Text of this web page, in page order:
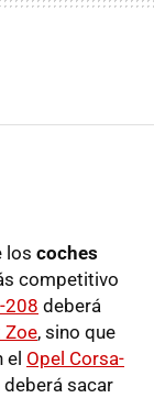
los coches
competitivo
208 deberá
Zoe, sino que
el Opel Corsa-
deberá sacar